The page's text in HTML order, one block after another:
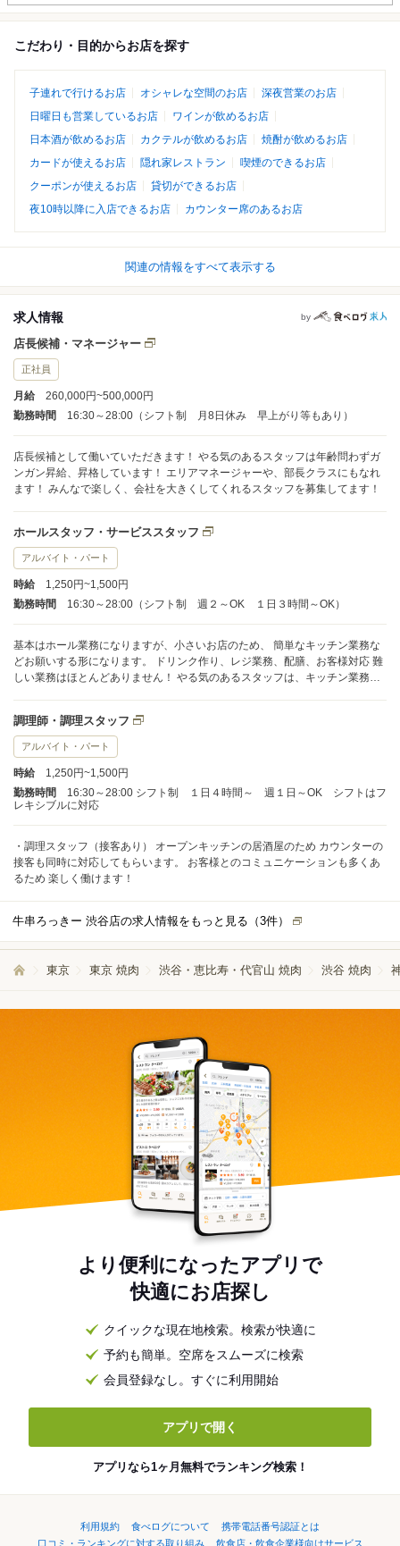
こだわり・目的からお店を探す
子連れで行けるお店 オシャレな空間のお店
深夜営業のお店
日曜日も営業しているお店
ワインが飲めるお店
日本酒が飲めるお店
カクテルが飲めるお店
焼酎が飲めるお店
カードが使えるお店
隠れ家レストラン
喫煙のできるお店
クーポンが使えるお店
貸切ができるお店
夜10時以降に入店できるお店
カウンター席のあるお店
関連の情報をすべて表示する
求人情報 by
店長候補・マネージャー
正社員
月給
260,000円~500,000円
勤務時間
16:30～28:00（シフト制 月8日休み 早上がり等もあり）
店長候補として働いていただきます！ やる気のあるスタッフは年齢問わずガ
ンガン昇給、昇格しています！ エリアマネージャーや、部長クラスにもなれ
ます！ みんなで楽しく、会社を大きくしてくれるスタッフを募集してます！
ホールスタッフ・サービススタッフ
アルバイト・パート
時給
1,250円~1,500円
勤務時間
16:30～28:00（シフト制 週２～OK １日３時間～OK）
基本はホール業務になりますが、小さいお店のため、 簡単なキッチン業務な
どお願いする形になります。 ドリンク作り、レジ業務、配膳、お客様対応 難
しい業務はほとんどありません！ やる気のあるスタッフは、キッチン業務も
調理師・調理スタッフ
アルバイト・パート
時給
1,250円~1,500円
勤務時間
16:30～28:00 シフト制 １日４時間～ 週１日～OK シフトはフ
レキシブルに対応
・調理スタッフ（接客あり） オープンキッチンの居酒屋のため カウンターの
接客も同時に対応してもらいます。 お客様とのコミュニケーションも多くあ
るため 楽しく働けます！
牛串ろっきー 渋谷店の求人情報をもっと見る（3件）
東京 東京 焼肉 渋谷・恵比寿・代官山 焼肉 渋谷 焼肉
より便利になったアプリで
快適にお店探し
クイックな現在地検索。検索が快適に
予約も簡単。空席をスムーズに検索
会員登録なし。すぐに利用開始
アプリで開く
アプリなら1ヶ月無料でランキング検索！
利用規約 食べログについて
携帯電話番号認証とは
口コミ・ランキングに対する取り組み
飲食店・飲食企業様向けサービス